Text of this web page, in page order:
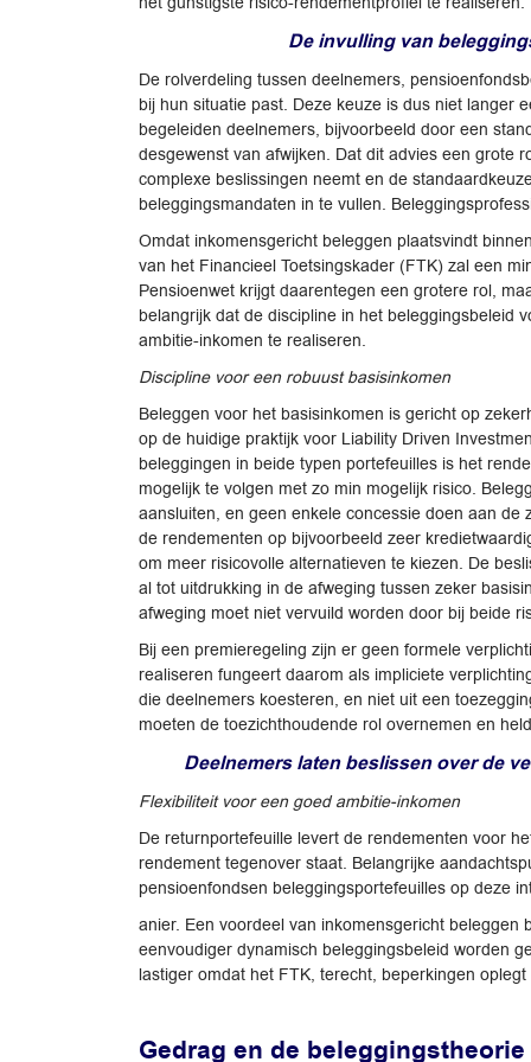
De invulling van
De rolverdeling tussen deelnemers,
bij hun situatie past. Deze keuze is dus niet langer
begeleiden deelnemers, bijvoorbeeld door een
desgewenst van afwijken. Dat dit advies een grote
complexe beslissingen neemt en de
beleggingsmandaten in te vullen.
Omdat inkomensgericht beleggen plaatsvindt
van het Financieel Toetsingskader (FTK) zal een
Pensioenwet krijgt daarentegen een grotere rol,
belangrijk dat de discipline in het beleggingsbeleid
ambitie-inkomen te realiseren.
Discipline voor een robuust basisinkomen
Beleggen voor het basisinkomen is gericht op
op de huidige praktijk voor Liability Driven
beleggingen in beide typen portefeuilles is het
mogelijk te volgen met zo min mogelijk risico.
aansluiten, en geen enkele concessie doen aan
de rendementen op bijvoorbeeld zeer
om meer risicovolle alternatieven te kiezen. De
al tot uitdrukking in de afweging tussen zeker
afweging moet niet vervuild worden door bij beide
Bij een premieregeling zijn er geen formele
realiseren fungeert daarom als impliciete
die deelnemers koesteren, en niet uit een
moeten de toezichthoudende rol overnemen en
Deelnemers laten beslissen over de
Flexibiliteit voor een goed ambitie-inkomen
De returnportefeuille levert de rendementen voor
rendement tegenover staat. Belangrijke
pensioenfondsen beleggingsportefeuilles op deze
anier. Een voordeel van inkomensgericht
eenvoudiger dynamisch beleggingsbeleid worden
lastiger omdat het FTK, terecht, beperkingen
Gedrag en de beleggingstheorie